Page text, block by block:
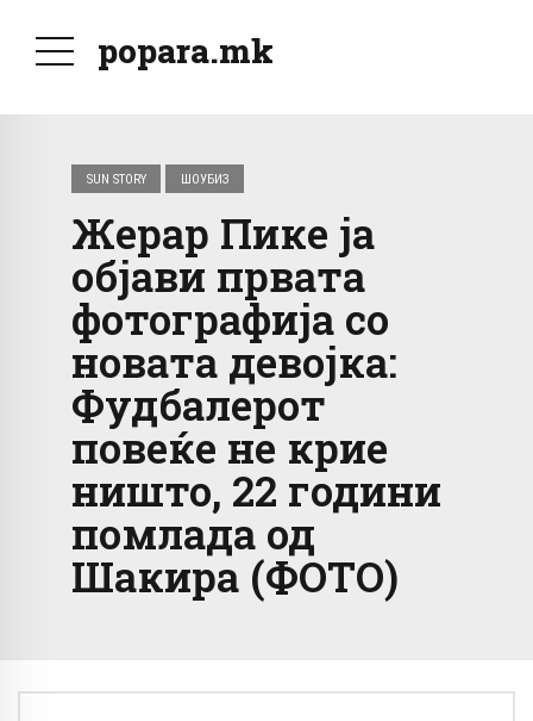
popara.mk
SUN STORY ШОУБИЗ
Жерар Пике ја
објави првата
фотографија со
новата девојка:
Фудбалерот
повеќе не крие
ништо, 22 години
помлада од
Шакира (ФОТО)